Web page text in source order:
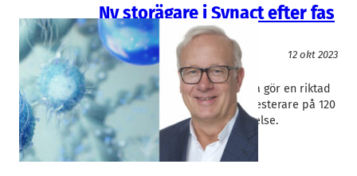
Ny storägare i Synact efter fas
2-flopp
Okategoriserade
12 okt 2023
Synact Pharma
Torbjörn Bjerke
Lundabaserade Synact Pharma gör en riktad
nyemission till amerikansk investerare på 120
Mkr efter en tung fas 2-besvikelse.